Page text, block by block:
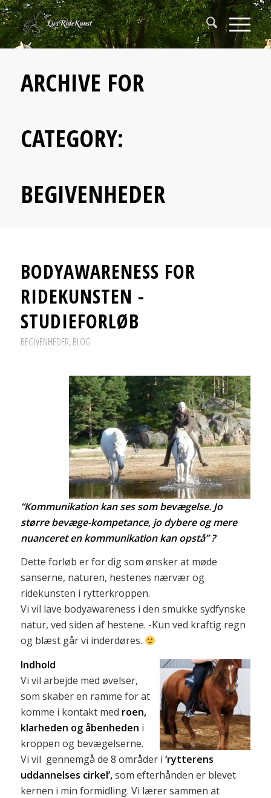
ARCHIVE FOR
CATEGORY:
BEGIVENHEDER
BODYAWARENESS FOR
RIDEKUNSTEN -
STUDIEFORLØB
BEGIVENHEDER,BLOG
“Kommunikation kan ses som bevægelse. Jo
større bevæge-kompetance, jo dybere og mere
nuanceret en kommunikation kan opstå” ?
Dette forløb er for dig som ønsker at møde
sanserne, naturen, hestenes nærvær og
ridekunsten i rytterkroppen.
Vi vil lave bodyawareness i den smukke sydfynske
natur, ved siden af hestene. -Kun ved kraftig regn
og blæst går vi inderdøres.
Indhold
Vi vil arbejde med øvelser,
som skaber en ramme for at
komme i kontakt med roen,
klarheden og åbenheden i
kroppen og bevægelserne.
Vi vil gennemgå de 8 områder i ‘rytterens
uddannelses cirkel’,som efterhånden er blevet
kernen i min formidling. Vi lærer sammen at